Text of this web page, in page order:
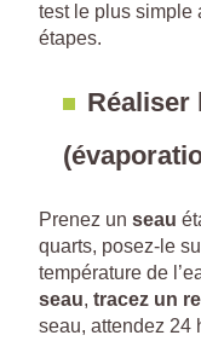
test le plus simple
étapes.
Réaliser
Prenez un seau
quarts, posez-le
température de
seau, tracez un
seau, attendez 24